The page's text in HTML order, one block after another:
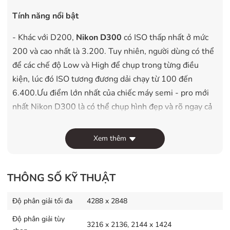
Tính năng nổi bật
- Khác với D200, Nikon D300 có ISO thấp nhất ở mức
200 và cao nhất là 3.200. Tuy nhiên, người dùng có thể
để các chế độ Low và High để chụp trong từng điều
kiện, lúc đó ISO tương đương dải chạy từ 100 đến
6.400.Ưu điểm lớn nhất của chiếc máy semi - pro mới
nhất Nikon D300 là có thể chụp hình đẹp và rõ ngay cả
này có biên độ rộng, tạo cho bức ảnh độ mịn màng vượt
trội so với các dòng máy trước đó. Ngoài ra, cũng vì kích
mạnh hơn, ghi được nhiều thông tin chi tiết hơn.
- Nikon D300chụp hình độ phân giải 12,3 Megapixel,
thước khung hình là 23,6 mm x 15,8 mm. Với công
Xem thêm
THÔNG SỐ KỸ THUẬT
Độ phân giải tối đa
4288 x 2848
Độ phân giải tùy
3216 x 2136, 2144 x 1424